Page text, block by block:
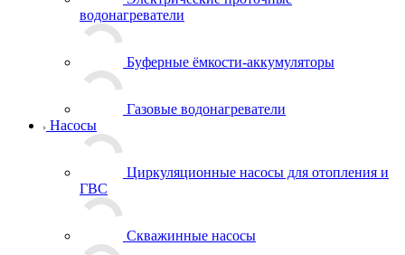
водонагреватели
Буферные ёмкости-аккумуляторы
Газовые водонагреватели
Насосы
Циркуляционные насосы для отопления и
ГВС
Скважинные насосы